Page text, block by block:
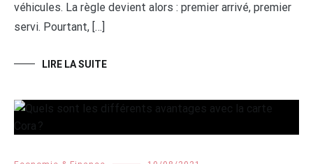
véhicules. La règle devient alors : premier arrivé, premier
servi. Pourtant, […]
LIRE LA SUITE